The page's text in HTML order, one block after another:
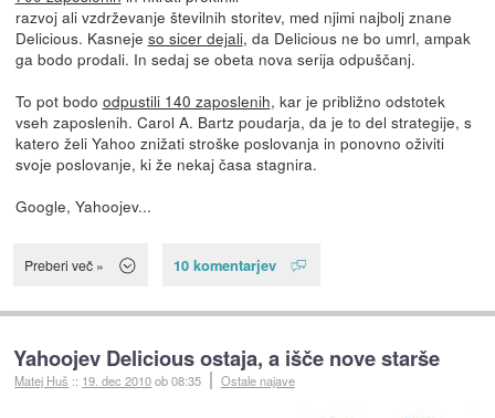
razvoj ali vzdrževanje številnih storitev, med njimi najbolj znane
Delicious. Kasneje so sicer dejali, da Delicious ne bo umrl, ampak
ga bodo prodali. In sedaj se obeta nova serija odpuščanj.
To pot bodo odpustili 140 zaposlenih, kar je približno odstotek
vseh zaposlenih. Carol A. Bartz poudarja, da je to del strategije, s
katero želi Yahoo znižati stroške poslovanja in ponovno oživiti
svoje poslovanje, ki že nekaj časa stagnira.
Google, Yahoojev...
Preberi več » 10 komentarjev
Yahoojev Delicious ostaja, a išče nove starše
Matej Huš :: 19. dec 2010ob 08:35 Ostale najave